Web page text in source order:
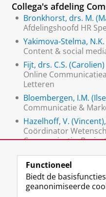
Collega's afdeling
Bronkhorst, drs. M.
Afdelingshoofd HR
Yakimova-Stelma,
Content & social
Fijt, drs. C.S. (Carolien)
Online
Letteren
Bloembergen, I.M.
Communicatie &
Hazelhoff, V.
Coördinator
Communicatie,
Functioneel
Biedt de
geanonimiseerde